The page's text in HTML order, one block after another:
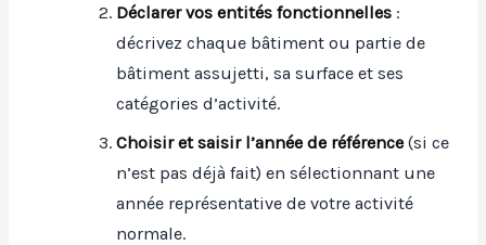
Déclarer vos entités fonctionnelles :
décrivez chaque bâtiment ou partie de
bâtiment assujetti, sa surface et ses
catégories d’activité.
Choisir et saisir l’année de référence (si ce
n’est pas déjà fait) en sélectionnant une
année représentative de votre activité
normale.